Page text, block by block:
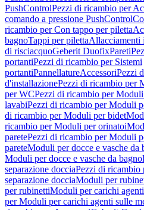
PushControlPezzi di ricambio per
comando a pressione PushControl
ricambio per Con tappo per piletta
bagnoTappi per pilettaAllacciamenti
di risciacquoGeberit DuofixPareti
portantiPezzi di ricambio per Sistemi
portantiPannellatureAccessoriPezzi
d'installazionePezzi di ricambio per
per WCPezzi di ricambio per
lavabiPezzi di ricambio per Moduli
di ricambio per Moduli per bidet
ricambio per Moduli per orinatoi
paretePezzi di ricambio per Moduli
pareteModuli per docce e vasche da
Moduli per docce e vasche da bagno
separazione docciaPezzi di ricambio
separazione docciaModuli per
per rubinettiModuli per carichi
per Moduli per carichi agenti sulle